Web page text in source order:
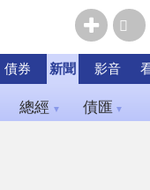
債券 新聞 影音
總經 ▼ 債匯 ▼